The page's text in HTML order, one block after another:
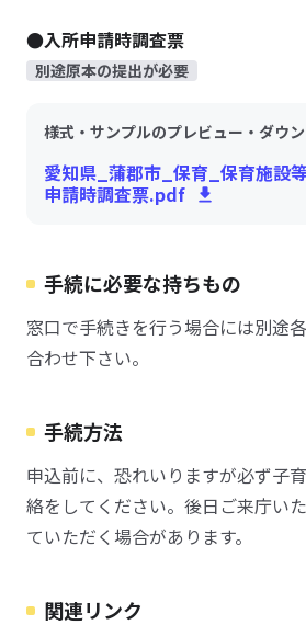
●入所申請時調査票
別途原本の提出が必要
様式・サンプルのプレビュー・ダウ
愛知県_蒲郡市_保育_保育施設
申請時調査票.pdf
手続に必要な持ちもの
窓口で手続きを行う場合には別途
合わせ下さい。
手続方法
申込前に、恐れいりますが必ず子
絡をしてください。後日ご来庁い
ていただく場合があります。
関連リンク